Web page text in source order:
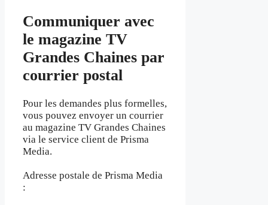
Communiquer avec
le magazine TV
Grandes Chaines par
courrier postal
Pour les demandes plus formelles,
vous pouvez envoyer un courrier
au magazine TV Grandes Chaines
via le service client de Prisma
Media.
Adresse postale de Prisma Media
: